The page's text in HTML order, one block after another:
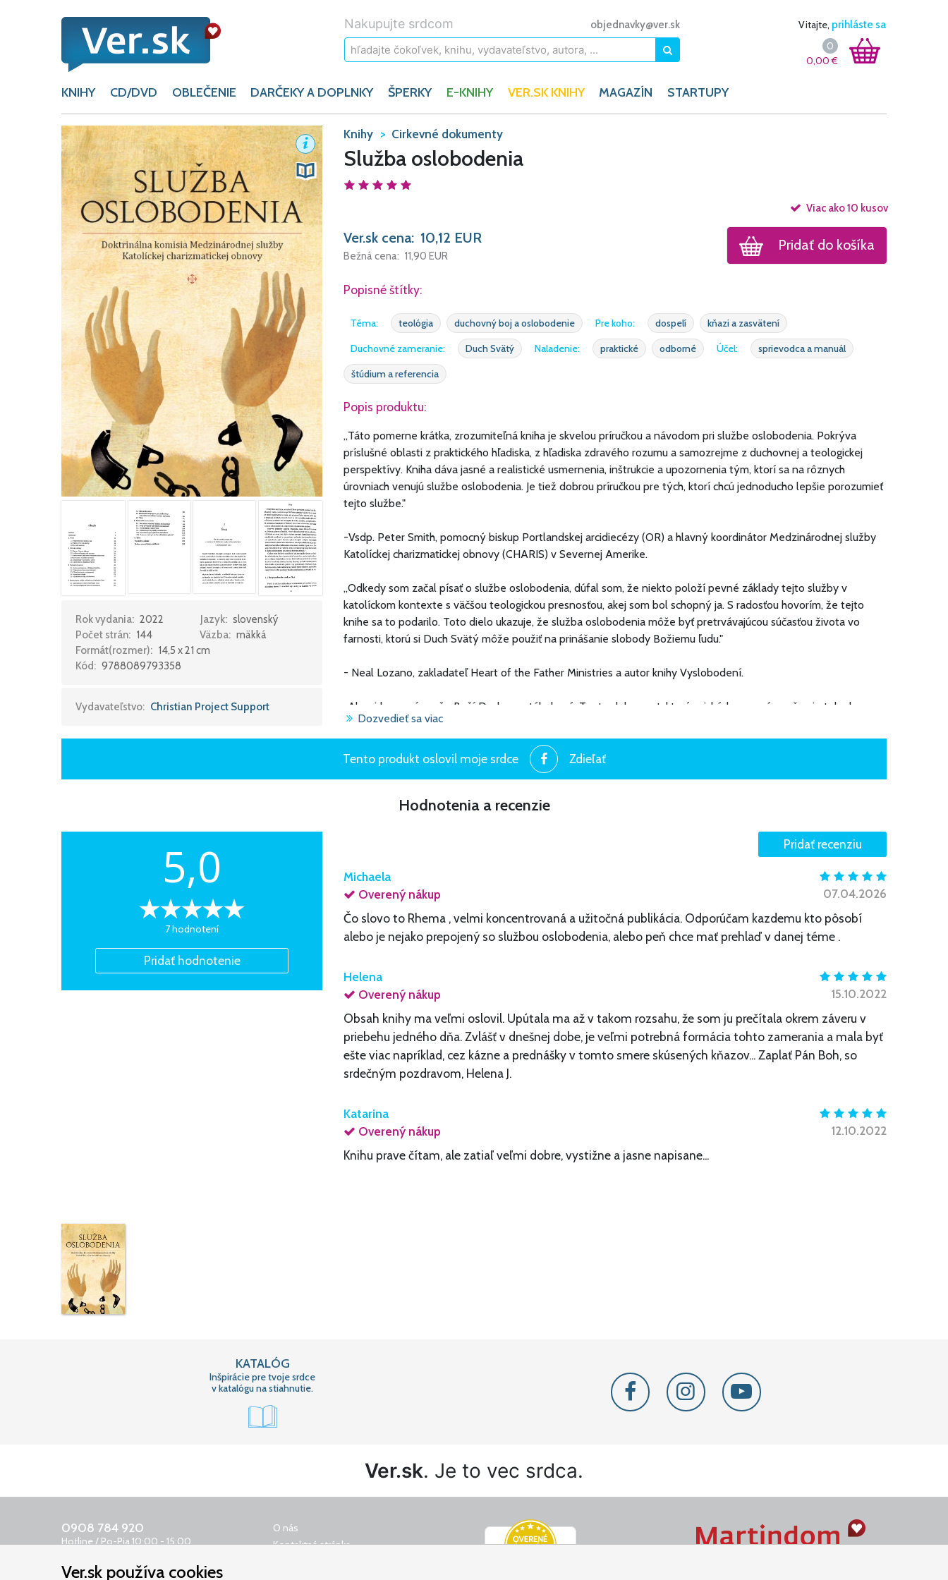
Nakupujte srdcom objednavky@ver.sk Vitajte, prihláste sa
0
0,00€
KNIHY CD/DVD OBLEČENIE DARČEKY A DOPLNKY ŠPERKY E-KNIHY VER.SK KNIHY MAGAZÍN STARTUPY
Rok vydania: 2022 Jazyk: slovenský
Počet strán: 144 Väzba: mäkká
Formát(rozmer): 14,5 x 21 cm
Kód: 9788089793358
Vydavateľstvo: Christian Project Support
Knihy Cirkevné dokumenty
Služba oslobodenia
Viac ako 10 kusov
Ver.sk cena: 10,12 EUR
Bežná cena: 11,90 EUR
Pridať do košíka
Popisné štítky:
Téma: teológia duchovný boj a oslobodenie Pre koho: dospelí
kňazi a zasvätení
Duchovné zameranie:
Duch Svätý Naladenie: praktické odborné Účel:
sprievodca a manuál
štúdium a referencia
Popis produktu:
,,Táto pomerne krátka, zrozumiteľná kniha je skvelou príručkou a návodom pri službe oslobodenia. Pokrýva
príslušné oblasti z praktického hľadiska, z hľadiska zdravého rozumu a samozrejme z duchovnej a teologickej
perspektívy. Kniha dáva jasné a realistické usmernenia, inštrukcie a upozornenia tým, ktorí sa na rôznych
úrovniach venujú službe oslobodenia. Je tiež dobrou príručkou pre tých, ktorí chcú jednoducho lepšie porozumieť
tejto službe."
-Vsdp. Peter Smith, pomocný biskup Portlandskej arcidiecézy (OR) a hlavný koordinátor Medzinárodnej služby
Katolíckej charizmatickej obnovy (CHARIS) v Severnej Amerike.
,,Odkedy som začal písať o službe oslobodenia, dúfal som, že niekto položí pevné základy tejto služby v
katolíckom kontexte s väčšou teologickou presnosťou, akej som bol schopný ja. S radosťou hovorím, že tejto
knihe sa to podarilo. Toto dielo ukazuje, že služba oslobodenia môže byť pretrvávajúcou súčasťou života vo
farnosti, ktorú si Duch Svätý môže použiť na prinášanie slobody Božiemu ľudu."
- Neal Lozano, zakladateľ Heart of the Father Ministries a autor knihy Vyslobodení.
,,Ako cirkev veríme, že Boží Duch neustále koná. Tento dokument, ktorý prichádza v správny čas, je toho len
ďalším dôkazom. Dokument kladie pevné teologické základy služby oslobodenia. Na základe toho potom
predkladá zdravé pastoračné usmernenia, ktoré sa majú dodržiavať pri vykonávaní tejto služby. Takto sa mu
úspešne darí splniť cieľ predložený v úvode. Každý, kto si ho prečíta, načerpá hlbšie poznanie - bez ohľadu na
to, akým spôsobom je zapojený do služby oslobodenia."
- Vsdp. Jeffrey S. Grob, J.C.D., pomocný biskup Chicagskej arcidiecézy (IL)
Dozvedieť sa viac
Tento produkt oslovil moje srdce Zdieľať
Hodnotenia a recenzie
5,0
7 hodnotení
Michaela
Overený nákup
07.04.2026
Čo slovo to Rhema , velmi koncentrovaná a užitočná publikácia. Odporúčam kazdemu kto pôsobí
alebo je nejako prepojený so službou oslobodenia, alebo peň chce mať prehlaď v danej téme .
Helena
Overený nákup
15.10.2022
Obsah knihy ma veľmi oslovil. Upútala ma až v takom rozsahu, že som ju prečítala okrem záveru v
priebehu jedného dňa. Zvlášť v dnešnej dobe, je veľmi potrebná formácia tohto zamerania a mala byť
ešte viac napríklad, cez kázne a prednášky v tomto smere skúsených kňazov... Zaplať Pán Boh, so
srdečným pozdravom, Helena J.
Katarina
Overený nákup
12.10.2022
Knihu prave čítam, ale zatiaľ veľmi dobre, vystižne a jasne napisane...
KATALÓG
Inšpirácie pre tvoje srdce
v katalógu na stiahnutie.
Ver.sk. Je to vec srdca.
0908 784 920
Hotline / Po-Pia 10:00 - 15:00
Odkazovač 24 h
O nás
Kontaktná stránka
Ver.sk používa cookies